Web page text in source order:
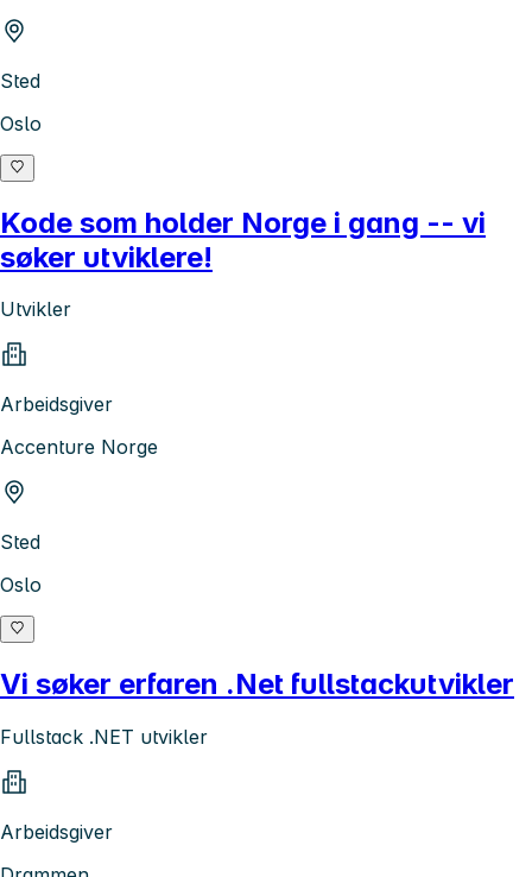
Sted
Oslo
Kode som holder Norge i gang -- vi
søker utviklere!
Utvikler
Arbeidsgiver
Accenture Norge
Sted
Oslo
Vi søker erfaren .Net fullstackutvikler
Fullstack .NET utvikler
Arbeidsgiver